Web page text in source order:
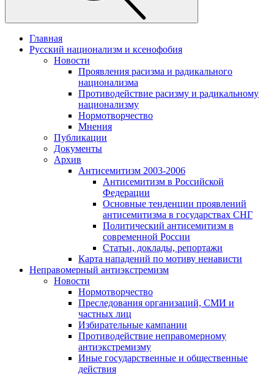
Главная
Русский национализм и ксенофобия
Новости
Проявления расизма и радикального
национализма
Противодействие расизму и радикальному
национализму
Нормотворчество
Мнения
Публикации
Документы
Архив
Антисемитизм 2003-2006
Антисемитизм в Российской
Федерации
Основные тенденции проявлений
антисемитизма в государствах СНГ
Политический антисемитизм в
современной России
Статьи, доклады, репортажи
Карта нападений по мотиву ненависти
Неправомерный антиэкстремизм
Новости
Нормотворчество
Преследования организаций, СМИ и
частных лиц
Избирательные кампании
Противодействие неправомерному
антиэкстремизму
Иные государственные и общественные
действия